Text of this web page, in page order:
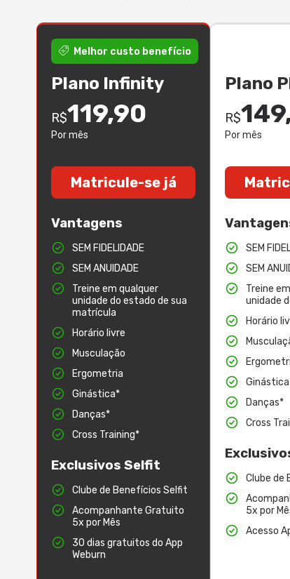
Melhor custo benefício
Plano Infinity
R$119,90
Por mês
Matricule-se já
Vantagens
SEM FIDELIDADE
SEM ANUIDADE
Treine em qualquer
unidade do estado de sua
matrícula
Horário livre
Musculação
Ergometria
Ginástica*
Danças*
Cross Training*
Exclusivos Selfit
Clube de Benefícios Selfit
Acompanhante Gratuito
5x por Mês
30 dias gratuitos do App
Weburn
Plano
R$
Por mês
SEM
SEM
Treine
unidade
Horário
Danças*
Cross
Clube de
5x por
Acesso